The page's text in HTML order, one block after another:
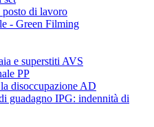
posto di lavoro
- Green Filming
e superstiti AVS
PP
disoccupazione AD
guadagno IPG: indennità di